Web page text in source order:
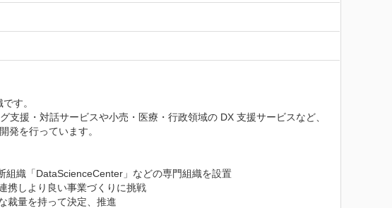
す。
援・対話サービスや小売・医療・行政領域の DX 支援サービスなど、
発を行っています。
組織「DataScienceCenter」などの専門組織を設置
携しより良い事業づくりに挑戦
裁量を持って決定、推進